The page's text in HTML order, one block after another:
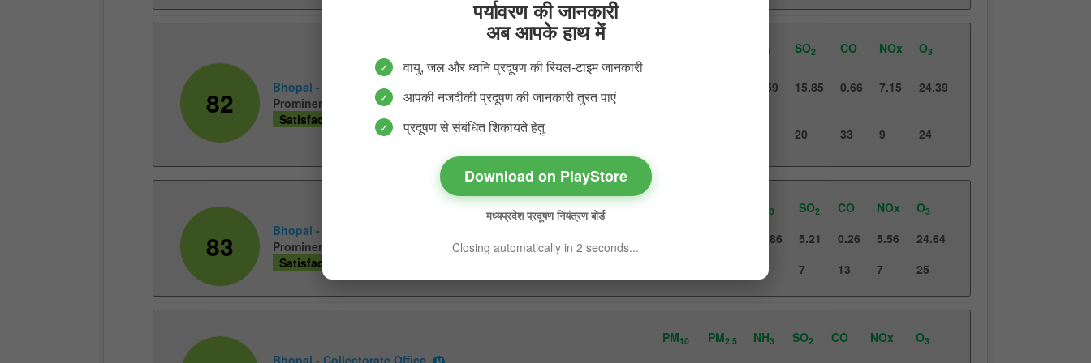
82 Bhopal - T T Nagar M
Prominent Pollutant PM10
Satisfactory
3 SO2 CO NOx O3
Avg. Value
:-
22.59 15.85 0.66 7.15 24.39
20 33 9 24
83 Bhopal - Paryavaran Parisar
Prominent Pollutant
Satisfactory
3 SO2 CO NOx O3
18.86 5.21 0.26 5.56
24.64
7 13 7 25
Bhopal - Collectorate Office
PM10 PM2.5 NH3 SO2 CO NOx O3
पर्यावरण की जानकारी
अब आपके हाथ में
वायु, जल और ध्वनि प्रदूषण की रियल-टाइम जानकारी
आपकी नजदीकी प्रदूषण की जानकारी तुरंत पाएं
प्रदूषण से संबंधित शिकायते हेतु
Download on PlayStore
मध्यप्रदेश प्रदूषण नियंत्रण बोर्ड
Closing automatically in 2 seconds...